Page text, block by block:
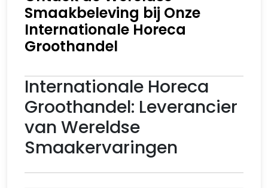
Smaakbeleving bij Onze
Internationale Horeca
Groothandel
Internationale Horeca
Groothandel: Leverancier
van Wereldse
Smaakervaringen